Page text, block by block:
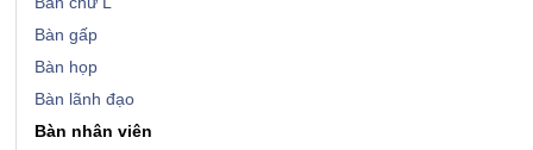
Bàn gấp
Bàn họp
Bàn lãnh đạo
Bàn nhân viên